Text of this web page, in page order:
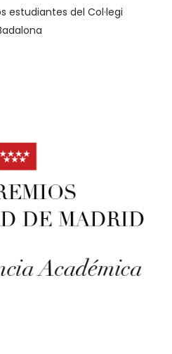
estudiantes del Col·legi